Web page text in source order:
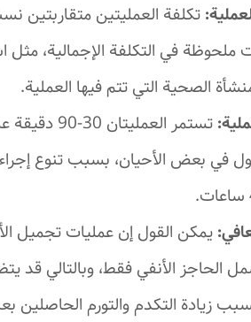
تكلفة العمليتين متقاربتين
ملحوظة في التكلفة الإجمالية، مثل
الصحية التي تتم فيها العملية.
تستمر
في بعض الأحيان، بسبب تنوع
يمكن القول إن عمليات تجميل
الحاجز الأنفي فقط، وبالتالي قد
زيادة التكدم والتورم الحاصلين